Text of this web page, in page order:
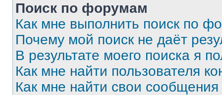
Поиск по форумам
Как мне выполнить поиск по
Почему мой поиск не даёт
В результате моего поиска я
Как мне найти пользователя
Как мне найти свои